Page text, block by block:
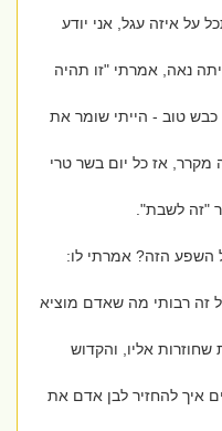
איזה עגל, אני יודע
נאה, אמרתי "זו תהיה
טוב - הייתי שומר את
אז כל יום בשר טרי
לשבת".
הזה? אמרתי לו:
רבותי מה שאדם מוציא
אליו, והקדוש
להחזיר לבן אדם את